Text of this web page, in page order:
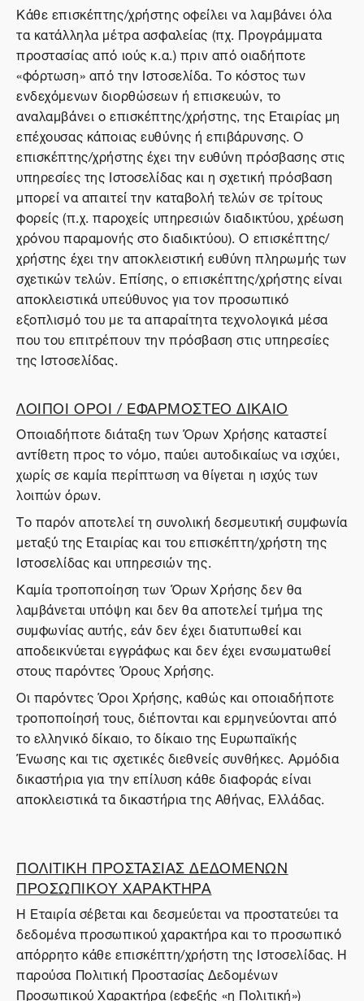
Κάθε επισκέπτης/χρήστης οφείλει να λαμβάνει όλα
τα κατάλληλα μέτρα ασφαλείας (πχ. Προγράμματα
προστασίας από ιούς κ.α.) πριν από οιαδήποτε
«φόρτωση» από την Ιστοσελίδα. Το κόστος των
ενδεχόμενων διορθώσεων ή επισκευών, το
αναλαμβάνει ο επισκέπτης/χρήστης, της Εταιρίας μη
επέχουσας κάποιας ευθύνης ή επιβάρυνσης. Ο
επισκέπτης/χρήστης έχει την ευθύνη πρόσβασης στις
υπηρεσίες της Ιστοσελίδας και η σχετική πρόσβαση
μπορεί να απαιτεί την καταβολή τελών σε τρίτους
φορείς (π.χ. παροχείς υπηρεσιών διαδικτύου, χρέωση
χρόνου παραμονής στο διαδικτύου). Ο επισκέπτης/
χρήστης έχει την αποκλειστική ευθύνη πληρωμής των
σχετικών τελών. Επίσης, ο επισκέπτης/χρήστης είναι
αποκλειστικά υπεύθυνος για τον προσωπικό
εξοπλισμό του με τα απαραίτητα τεχνολογικά μέσα
που του επιτρέπουν την πρόσβαση στις υπηρεσίες
της Ιστοσελίδας.
ΛΟΙΠΟΙ ΟΡΟΙ / ΕΦΑΡΜΟΣΤΕΟ ΔΙΚΑΙΟ
Οποιαδήποτε διάταξη των Όρων Χρήσης καταστεί
αντίθετη προς το νόμο, παύει αυτοδικαίως να ισχύει,
χωρίς σε καμία περίπτωση να θίγεται η ισχύς των
λοιπών όρων.
Το παρόν αποτελεί τη συνολική δεσμευτική συμφωνία
μεταξύ της Εταιρίας και του επισκέπτη/χρήστη της
Ιστοσελίδας και υπηρεσιών της.
Καμία τροποποίηση των Όρων Χρήσης δεν θα
λαμβάνεται υπόψη και δεν θα αποτελεί τμήμα της
συμφωνίας αυτής, εάν δεν έχει διατυπωθεί και
αποδεικνύεται εγγράφως και δεν έχει ενσωματωθεί
στους παρόντες Όρους Χρήσης.
Οι παρόντες Όροι Χρήσης, καθώς και οποιαδήποτε
τροποποίησή τους, διέπονται και ερμηνεύονται από
το ελληνικό δίκαιο, το δίκαιο της Ευρωπαϊκής
Ένωσης και τις σχετικές διεθνείς συνθήκες. Αρμόδια
δικαστήρια για την επίλυση κάθε διαφοράς είναι
αποκλειστικά τα δικαστήρια της Αθήνας, Ελλάδας.
ΠΟΛΙΤΙΚΗ ΠΡΟΣΤΑΣΙΑΣ ΔΕΔΟΜΕΝΩΝ
ΠΡΟΣΩΠΙΚΟΥ ΧΑΡΑΚΤΗΡΑ
Η Εταιρία σέβεται και δεσμεύεται να προστατεύει τα
δεδομένα προσωπικού χαρακτήρα και το προσωπικό
απόρρητο κάθε επισκέπτη/χρήστη της Ιστοσελίδας. Η
παρούσα Πολιτική Προστασίας Δεδομένων
Προσωπικού Χαρακτήρα (εφεξής «η Πολιτική»)